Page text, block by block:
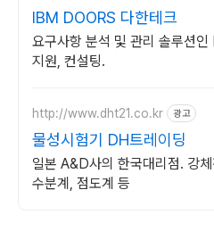
IBM DOORS 다한테크
요구사항 분석 및 관리 솔루션
지원, 컨설팅.
http://www.dht21.co.kr 광고
물성시험기 DH트레이딩
일본 A&D사의 한국대리점. 강
수분계, 점도계 등